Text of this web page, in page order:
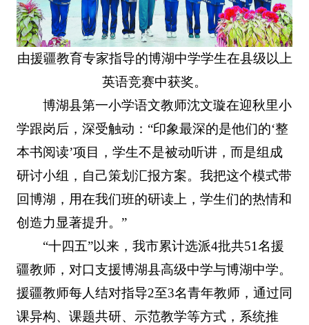
由援疆教育专家指导的博湖中学学生在县级以上
英语竞赛中获奖。
博湖县第一小学语文教师沈文璇在迎秋里小
学跟岗后，深受触动：“印象最深的是他们的‘整
本书阅读’项目，学生不是被动听讲，而是组成
研讨小组，自己策划汇报方案。我把这个模式带
回博湖，用在我们班的研读上，学生们的热情和
创造力显著提升。”
“十四五”以来，我市累计选派4批共51名援
疆教师，对口支援博湖县高级中学与博湖中学。
援疆教师每人结对指导2至3名青年教师，通过同
课异构、课题共研、示范教学等方式，系统推